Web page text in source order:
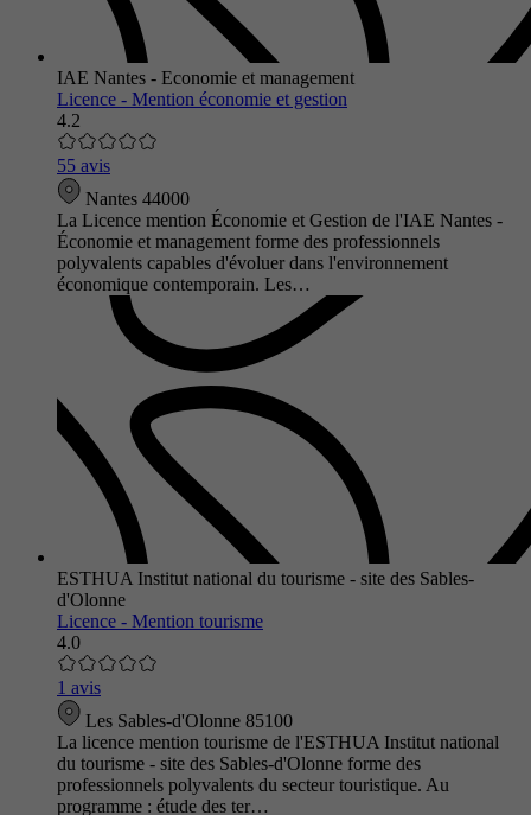
IAE Nantes - Economie et management
Licence - Mention économie et gestion
4.2
55 avis
Nantes 44000
La Licence mention Économie et Gestion de l'IAE Nantes -
Économie et management forme des professionnels
polyvalents capables d'évoluer dans l'environnement
économique contemporain. Les…
ESTHUA Institut national du tourisme - site des Sables-
d'Olonne
Licence - Mention tourisme
4.0
1 avis
Les Sables-d'Olonne 85100
La licence mention tourisme de l'ESTHUA Institut national
du tourisme - site des Sables-d'Olonne forme des
professionnels polyvalents du secteur touristique. Au
programme : étude des ter…